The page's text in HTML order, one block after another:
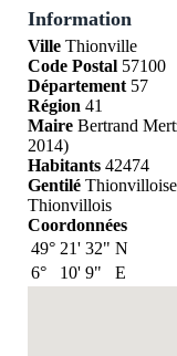
Information
VilleThionville
Code Postal57100
Département57
Région 41
MaireBertrand
2014)
Habitants42474
Gentilé
Thionvillois
Coordonnées
49° 21' 32" N
6°
10' 9" E